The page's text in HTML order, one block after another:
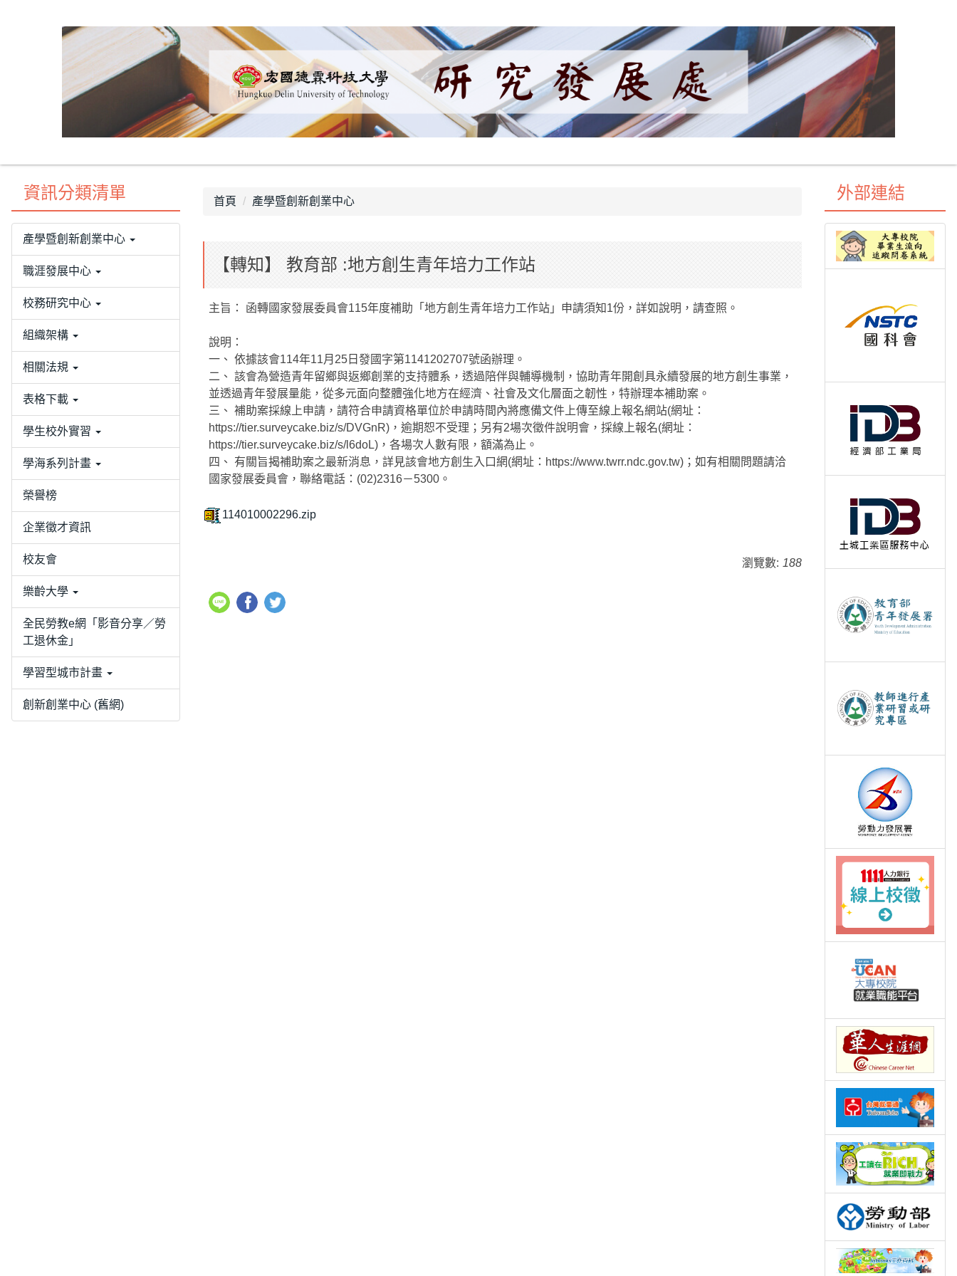
資訊分類清單
產學暨創新創業中心
職涯發展中心
校務研究中心
組織架構
相關法規
表格下載
學生校外實習
學海系列計畫
榮譽榜
企業徵才資訊
校友會
樂齡大學
全民勞教e網「影音分享／勞
工退休金」
學習型城市計畫
創新創業中心 (舊網)
首頁 產學暨創新創業中心
【轉知】 教育部 :地方創生青年培力工作站
主旨： 函轉國家發展委員會115年度補助「地方創生青年培力工作站」申請須知1份，詳如說明，請查照。
說明：
一、 依據該會114年11月25日發國字第1141202707號函辦理。
二、 該會為營造青年留鄉與返鄉創業的支持體系，透過陪伴與輔導機制，協助青年開創具永續發展的地方創生事業，
並透過青年發展量能，從多元面向整體強化地方在經濟、社會及文化層面之韌性，特辦理本補助案。
三、 補助案採線上申請，請符合申請資格單位於申請時間內將應備文件上傳至線上報名網站(網址：
https://tier.surveycake.biz/s/DVGnR)，逾期恕不受理；另有2場次徵件說明會，採線上報名(網址：
https://tier.surveycake.biz/s/l6doL)，各場次人數有限，額滿為止。
四、 有關旨揭補助案之最新消息，詳見該會地方創生入口網(網址：https://www.twrr.ndc.gov.tw)；如有相關問題請洽
國家發展委員會，聯絡電話：(02)2316－5300。
114010002296.zip
瀏覽數: 188
外部連結